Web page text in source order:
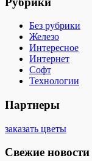
Без рубрики
Железо
Интересное
Интернет
Софт
Технологии
Партнеры
заказать цветы
Свежие новости